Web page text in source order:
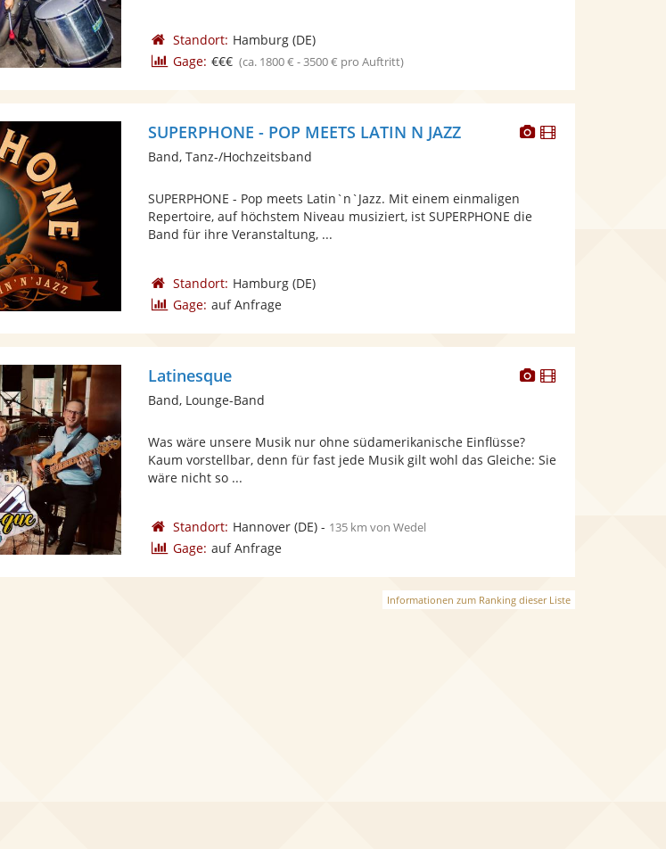
Standort: Hamburg(DE)
Gage: €€€ (ca. 1800 € - 3500 € pro Auftritt)
DieserDieser
SUPERPHONE - POP MEETS LATIN N JAZZ
Band, Tanz-/Hochzeitsband
SUPERPHONE - Pop meets Latin`n`Jazz. Mit einem einmaligen
Repertoire, auf höchstem Niveau musiziert, ist SUPERPHONE die
Band für ihre Veranstaltung, ...
Standort: Hamburg(DE)
Gage: auf Anfrage
Dieser
bereit.
Dieser
Latinesque
Band, Lounge-Band
Was wäre unsere Musik nur ohne südamerikanische Einflüsse?
Kaum vorstellbar, denn für fast jede Musik gilt wohl das Gleiche: Sie
wäre nicht so ...
Standort: Hannover(DE)- 135 km von Wedel
Gage: auf Anfrage
Informationen zum Ranking dieser Liste